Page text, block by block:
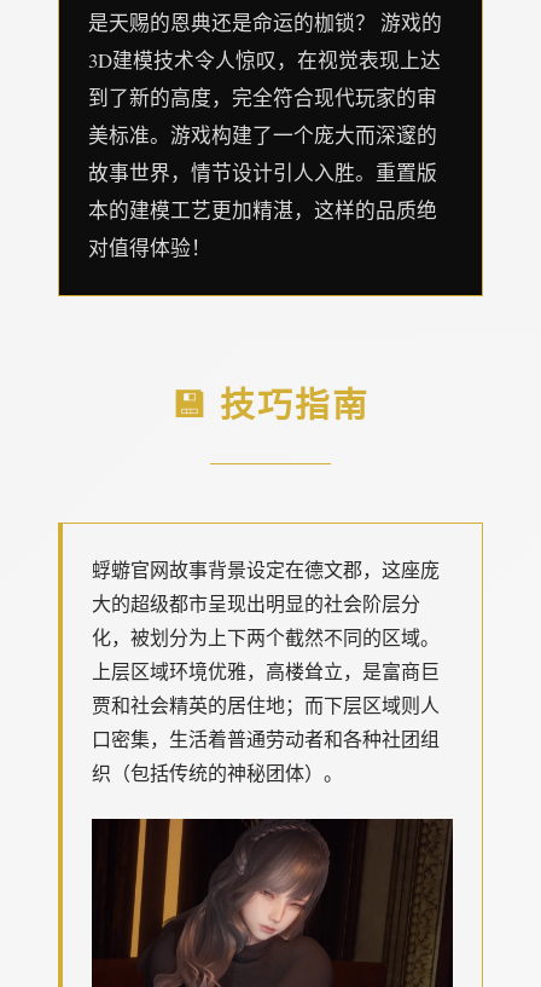
是天赐的恩典还是命运的枷锁？ 游戏的
3D建模技术令人惊叹，在视觉表现上达
到了新的高度，完全符合现代玩家的审
美标准。游戏构建了一个庞大而深邃的
故事世界，情节设计引人入胜。重置版
本的建模工艺更加精湛，这样的品质绝
对值得体验！
💾 技巧指南
蜉蝣官网故事背景设定在德文郡，这座庞
大的超级都市呈现出明显的社会阶层分
化，被划分为上下两个截然不同的区域。
上层区域环境优雅，高楼耸立，是富商巨
贾和社会精英的居住地；而下层区域则人
口密集，生活着普通劳动者和各种社团组
织（包括传统的神秘团体）。